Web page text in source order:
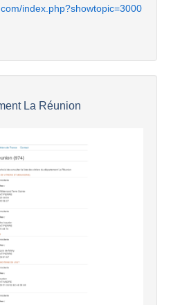
index.php?showtopic=3000
La Réunion